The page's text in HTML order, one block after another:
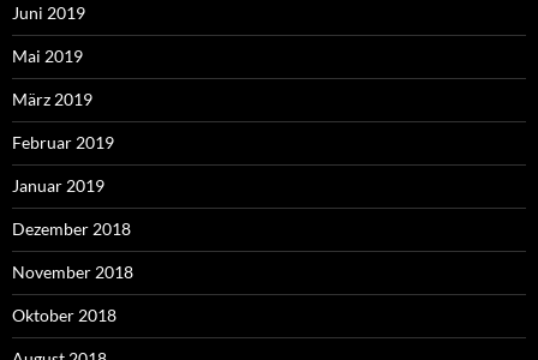
Juni 2019
Mai 2019
März 2019
Februar 2019
Januar 2019
Dezember 2018
November 2018
Oktober 2018